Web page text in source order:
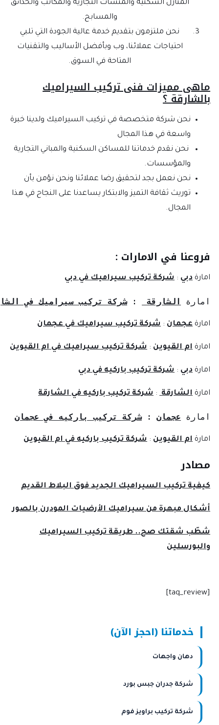
المنازل السكنية والمنشآت التجارية والمكاتب والحدائق
والمسابح.
نحن ملتزمون بتقديم خدمة عالية الجودة التي تلبي
احتياجات عملائنا، وب وبأفضل الأساليب والتقنيات
المتاحة في السوق.
مميزات فنى تركيب السيراميك
؟
نحن شركة متخصصة في تركيب السيراميك ولدينا خبرة
واسعة في هذا المجال
نحن نقدم خدماتنا للمساكن السكنية والمباني التجارية
والمؤسسات.
نحن نعمل بجد لتحقيق رضا عملائنا ونحن نؤمن بأن
توريث ثقافة التميز والابتكار يساعدنا على النجاح في هذا
المجال.
في الامارات :
دبي :شركة تركيب سيراميك في دبي
الشارقة : شركة تركيب سيراميك في الشارقة
عجمان :شركة تركيب سيراميك في عجمان
ام القيوين:شركة تركيب سيراميك في ام القيوين
دبي :شركة تركيب باركيه في دبي
الشارقة :شركة تركيب باركيه في الشارقة
عجمان : شركة تركيب باركيه في عجمان
ام القيوين:شركة تركيب باركيه في ام القيوين
تركيب السيراميك الجديد فوق البلاط القديم
مبهرة من سيراميك الأرضيات المودرن بالصور
شقتك صح.. طريقة تركيب السيراميك
خدماتنا (احجز الآن)
دهان واجهات
شركة جدران جبس بورد
شركة تركيب براويز فوم